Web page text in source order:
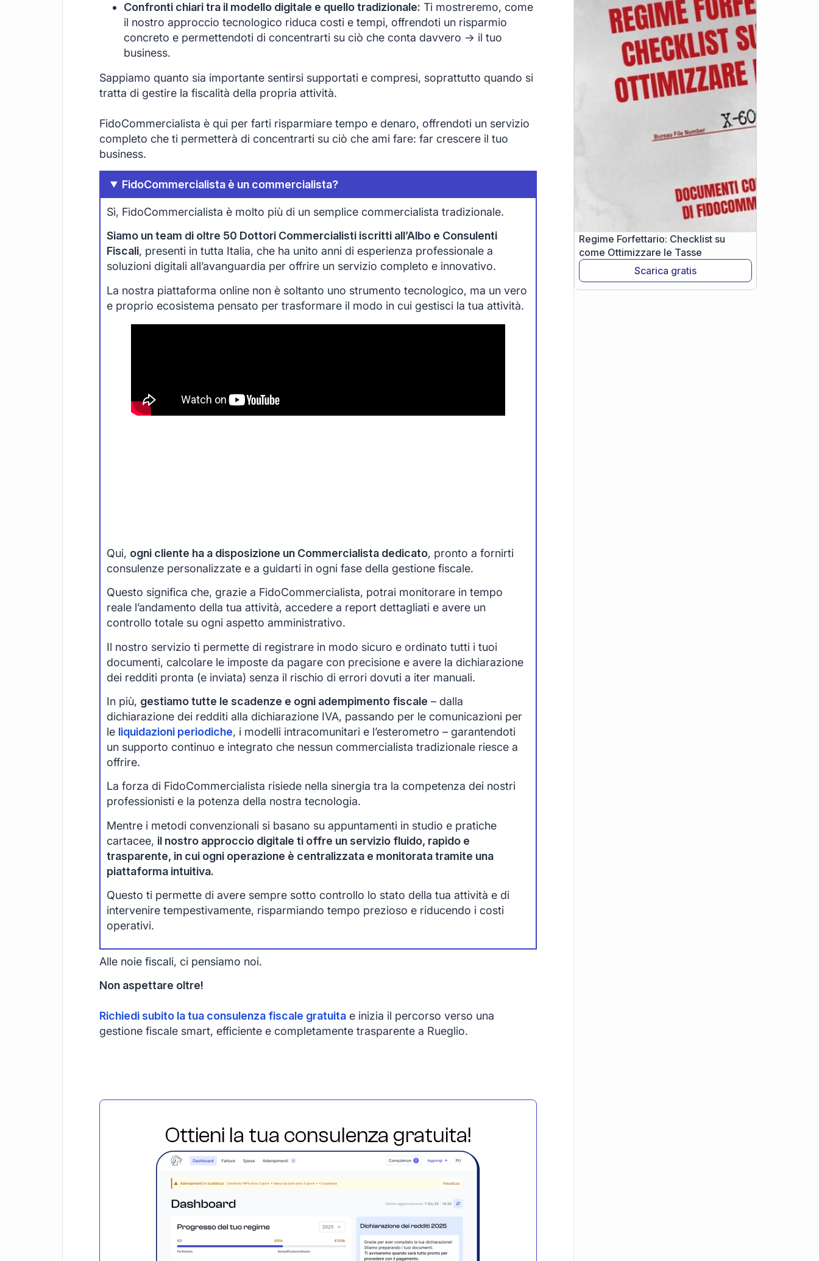
Confronti chiari tra il modello digitale e quello tradizionale: Ti mostreremo, come
il nostro approccio tecnologico riduca costi e tempi, offrendoti un risparmio
concreto e permettendoti di concentrarti su ciò che conta davvero -> il tuo
business.
Sappiamo quanto sia importante sentirsi supportati e compresi, soprattutto quando si
tratta di gestire la fiscalità della propria attività.
FidoCommercialista è qui per farti risparmiare tempo e denaro, offrendoti un servizio
completo che ti permetterà di concentrarti su ciò che ami fare: far crescere il tuo
business.
FidoCommercialista è un commercialista?
Sì, FidoCommercialista è molto più di un semplice commercialista tradizionale.
Siamo un team di oltre 50 Dottori Commercialisti iscritti all’Albo e Consulenti
Fiscali, presenti in tutta Italia, che ha unito anni di esperienza professionale a
soluzioni digitali all’avanguardia per offrire un servizio completo e innovativo.
La nostra piattaforma online non è soltanto uno strumento tecnologico, ma un vero
e proprio ecosistema pensato per trasformare il modo in cui gestisci la tua attività.
Qui, ogni cliente ha a disposizione un Commercialista dedicato, pronto a fornirti
consulenze personalizzate e a guidarti in ogni fase della gestione fiscale.
Questo significa che, grazie a FidoCommercialista, potrai monitorare in tempo
reale l’andamento della tua attività, accedere a report dettagliati e avere un
controllo totale su ogni aspetto amministrativo.
Il nostro servizio ti permette di registrare in modo sicuro e ordinato tutti i tuoi
documenti, calcolare le imposte da pagare con precisione e avere la dichiarazione
dei redditi pronta (e inviata) senza il rischio di errori dovuti a iter manuali.
In più, gestiamo tutte le scadenze e ogni adempimento fiscale – dalla
dichiarazione dei redditi alla dichiarazione IVA, passando per le comunicazioni per
le liquidazioni periodiche, i modelli intracomunitari e l’esterometro – garantendoti
un supporto continuo e integrato che nessun commercialista tradizionale riesce a
offrire.
La forza di FidoCommercialista risiede nella sinergia tra la competenza dei nostri
professionisti e la potenza della nostra tecnologia.
Mentre i metodi convenzionali si basano su appuntamenti in studio e pratiche
cartacee, il nostro approccio digitale ti offre un servizio fluido, rapido e
trasparente, in cui ogni operazione è centralizzata e monitorata tramite una
piattaforma intuitiva.
Questo ti permette di avere sempre sotto controllo lo stato della tua attività e di
intervenire tempestivamente, risparmiando tempo prezioso e riducendo i costi
operativi.
Alle noie fiscali, ci pensiamo noi.
Non aspettare oltre!
Richiedi subito la tua consulenza fiscale gratuita e inizia il percorso verso una
gestione fiscale smart, efficiente e completamente trasparente a Rueglio.
Ottieni la tua consulenza gratuita!
Regime Forfettario: Checklist su
come Ottimizzare le Tasse
Scarica gratis